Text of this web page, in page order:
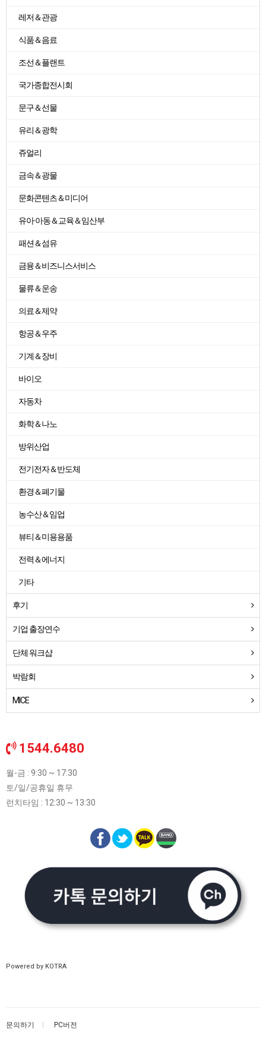
레저＆관광
식품＆음료
조선＆플랜트
국가종합전시회
문구＆선물
유리＆광학
쥬얼리
금속＆광물
문화콘텐츠＆미디어
유아·아동＆교육＆임산부
패션＆섬유
금융＆비즈니스서비스
물류＆운송
의료＆제약
항공＆우주
기계＆장비
바이오
자동차
화학＆나노
방위산업
전기전자＆반도체
환경＆폐기물
농수산＆임업
뷰티＆미용용품
전력＆에너지
기타
후기
기업 출장연수
단체 워크샵
박람회
MICE
1544.6480
월-금 : 9:30 ~ 17:30
토/일/공휴일 휴무
런치타임 : 12:30 ~ 13:30
Powered by KOTRA
문의하기 PC버전